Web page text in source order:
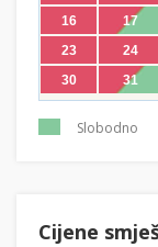
16
17
23
24
30
31
Slobodno
Cijene